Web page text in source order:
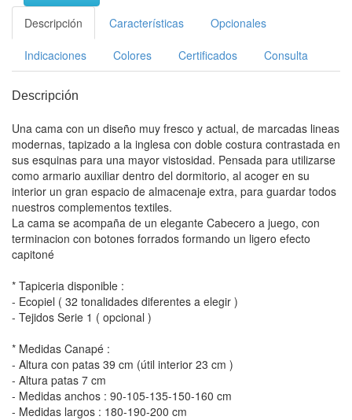
Descripción
Características Opcionales
Indicaciones Colores Certificados Consulta
Descripción
Una cama con un diseño muy fresco y actual, de marcadas lineas
modernas, tapizado a la inglesa con doble costura contrastada en
sus esquinas para una mayor vistosidad. Pensada para utilizarse
como armario auxiliar dentro del dormitorio, al acoger en su
interior un gran espacio de almacenaje extra, para guardar todos
nuestros complementos textiles.
La cama se acompaña de un elegante Cabecero a juego, con
terminacion con botones forrados formando un ligero efecto
capitoné
* Tapiceria disponible :
- Ecopiel ( 32 tonalidades diferentes a elegir )
- Tejidos Serie 1 ( opcional )
* Medidas Canapé :
- Altura con patas 39 cm (útil interior 23 cm )
- Altura patas 7 cm
- Medidas anchos : 90-105-135-150-160 cm
- Medidas largos : 180-190-200 cm